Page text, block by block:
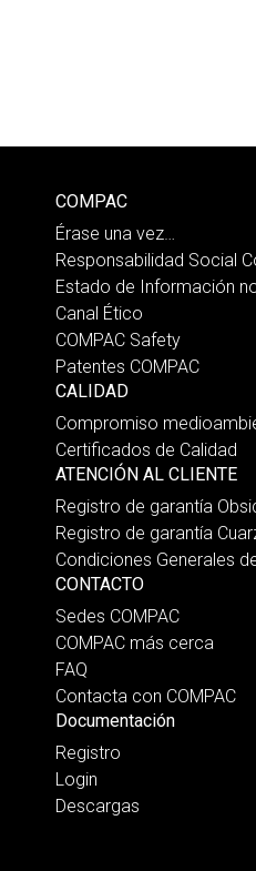
COMPAC
Érase una vez…
Responsabilidad Social
Estado de Información
Canal Ético
COMPAC Safety
Patentes COMPAC
CALIDAD
Compromiso
Certificados de Calidad
ATENCIÓN AL CLIENTE
Registro de garantía
Registro de garantía
Condiciones Generales
CONTACTO
Sedes COMPAC
COMPAC más cerca
FAQ
Contacta con COMPAC
Documentación
Registro
Login
Descargas